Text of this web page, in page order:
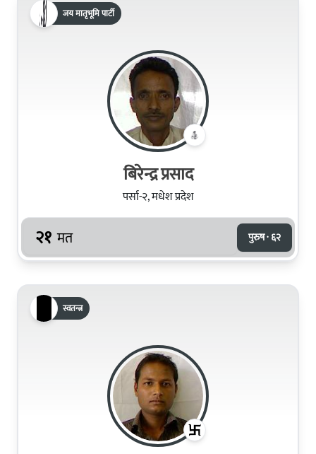
जय मातृभूमि पार्टी
बिरेन्द्र प्रसाद
पर्सा-२, मधेश प्रदेश
२१ मत पुरुष · ६२
स्वतन्त्र